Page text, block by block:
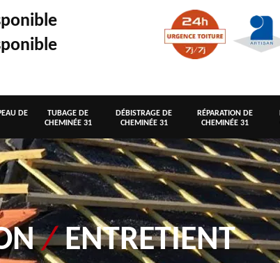
DE
TUBAGE DE
CHEMINÉE 31
DÉBISTRAGE DE
CHEMINÉE 31
RÉPARATION DE
CHEMINÉE 31
/ENTRETIENT